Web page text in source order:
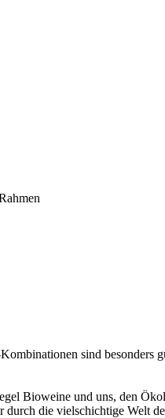
sind besonders
Bioweine und uns, den
durch die vielschichtige Welt